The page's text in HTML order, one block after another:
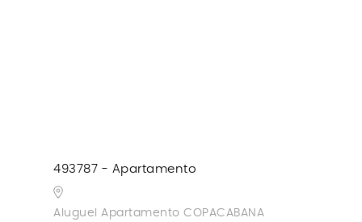
493787 - Apartamento
Aluguel Apartamento COPACABANA